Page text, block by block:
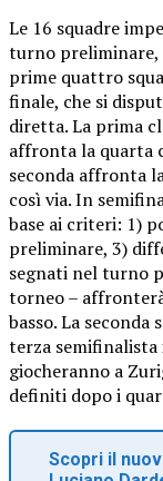
Le 16 squadre
turno preliminare,
prime quattro
finale, che si
diretta. La prima
affronta la quarta
seconda affronta
così via. In
base ai criteri: 1)
preliminare, 3)
segnati nel turno
torneo –
basso. La
terza semifinalista
giocheranno a
definiti dopo i
Scopri il